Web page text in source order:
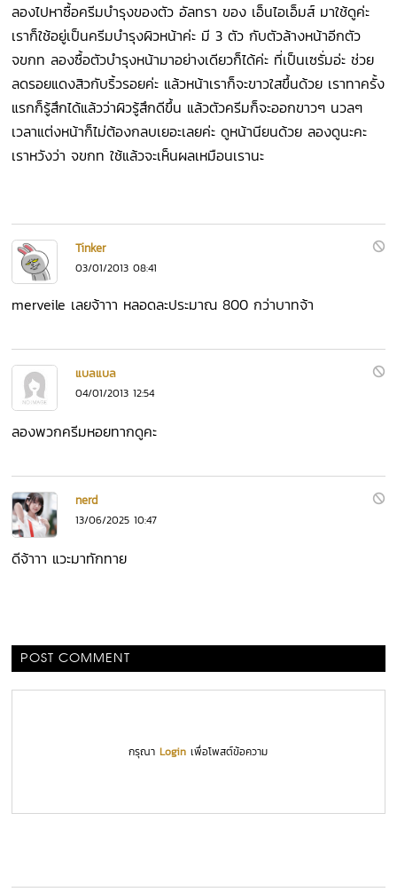
ลองไปหาซื้อครีมบำรุงของตัว อัลทรา ของ เอ็นไอเอ็มส์ มาใช้ดูค่ะ
เราก็ใช้อยู่เป็นครีมบำรุงผิวหน้าค่ะ มี 3 ตัว กับตัวล้างหน้าอีกตัว
จขกท ลองซื้อตัวบำรุงหน้ามาอย่างเดียวก็ได้ค่ะ ที่เป็นเซรั่มอ่ะ ช่วย
ลดรอยแดงสิวกับริ้วรอยค่ะ แล้วหน้าเราก็จะขาวใสขึ้นด้วย เราทาครั้ง
แรกก็รู้สึกได้แล้วว่าผิวรู้สึกดีขึ้น แล้วตัวครีมก็จะออกขาวๆ นวลๆ
เวลาแต่งหน้าก็ไม่ต้องกลบเยอะเลยค่ะ ดูหน้านียนด้วย ลองดูนะคะ
เราหวังว่า จขกท ใช้แล้วจะเห็นผลเหมือนเรานะ
Tinker
03/01/2013 08:41
merveile เลยจ้าาา หลอดละประมาณ 800 กว่าบาทจ้า
แบลแบล
04/01/2013 12:54
ลองพวกครีมหอยทากดูคะ
nerd
13/06/2025 10:47
ดีจ้าาา แวะมาทักทาย
POST COMMENT
กรุณาLogin เพื่อโพสต์ข้อความ